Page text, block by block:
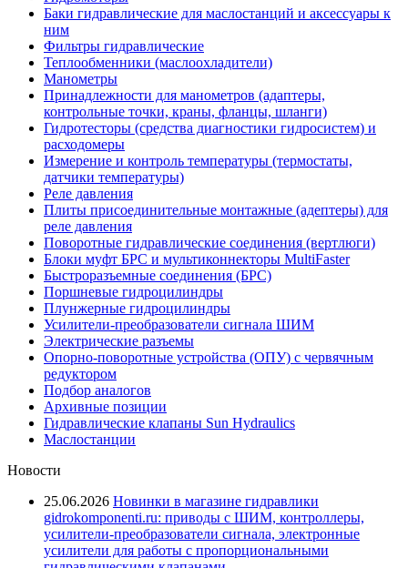
Баки гидравлические для маслостанций и аксессуары к
ним
Фильтры гидравлические
Теплообменники (маслоохладители)
Манометры
Принадлежности для манометров (адаптеры,
контрольные точки, краны, фланцы, шланги)
Гидротесторы (средства диагностики гидросистем) и
расходомеры
Измерение и контроль температуры (термостаты,
датчики температуры)
Реле давления
Плиты присоединительные монтажные (адептеры) для
реле давления
Поворотные гидравлические соединения (вертлюги)
Блоки муфт БРС и мультиконнекторы MultiFaster
Быстроразъемные соединения (БРС)
Поршневые гидроцилиндры
Плунжерные гидроцилиндры
Усилители-преобразователи сигнала ШИМ
Электрические разъемы
Опорно-поворотные устройства (ОПУ) с червячным
редуктором
Подбор аналогов
Архивные позиции
Гидравлические клапаны Sun Hydraulics
Маслостанции
Новости
25.06.2026 Новинки в магазине гидравлики
gidrokomponenti.ru: приводы с ШИМ, контроллеры,
усилители-преобразователи сигнала, электронные
усилители для работы с пропорциональными